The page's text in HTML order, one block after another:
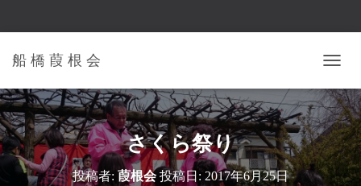
船 橋 葭 根 会
ビ
ゲ
ー
シ
ョ
ン
を
さくら祭り
投稿者: 葭根会投稿日: 2017年6月25日